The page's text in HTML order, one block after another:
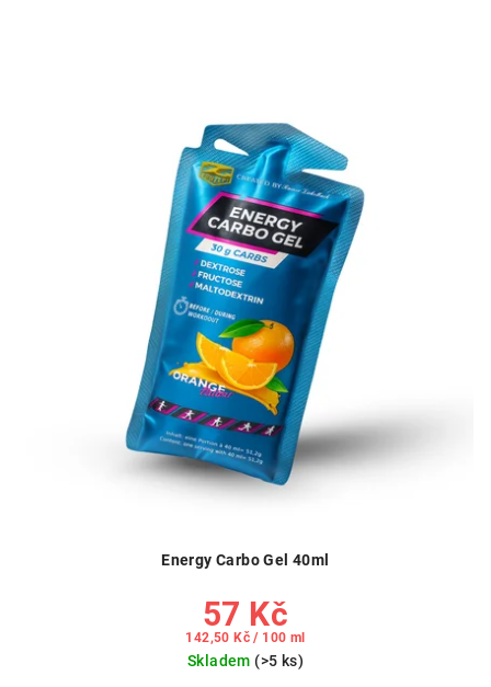
Energy Carbo Gel 40ml
57 Kč
Měrná
142,50 Kč / 100 ml
Skladem (>5 ks)